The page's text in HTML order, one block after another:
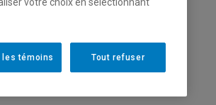
?
votre choix en sélectionnant
Tout refuser
témoins